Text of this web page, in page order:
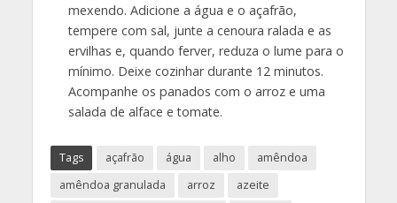
mexendo. Adicione a água e o açafrão,
tempere com sal, junte a cenoura ralada e as
ervilhas e, quando ferver, reduza o lume para o
mínimo. Deixe cozinhar durante 12 minutos.
Acompanhe os panados com o arroz e uma
salada de alface e tomate.
Tags açafrão água alho
amêndoa
amêndoa granulada
arroz
azeite